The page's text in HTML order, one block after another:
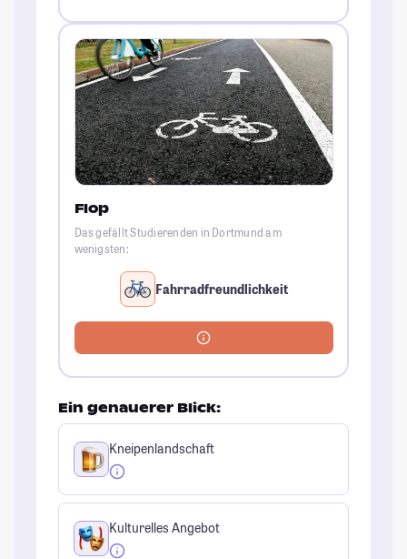
Flop
Das gefällt Studierenden in Dortmund am
wenigsten:
Fahrradfreundlichkeit
Ein genauerer Blick:
Kneipenlandschaft
Kulturelles Angebot